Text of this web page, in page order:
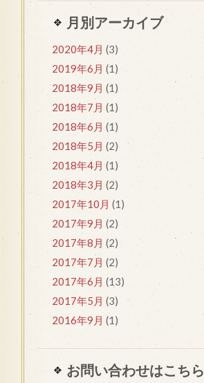
月別アーカイブ
2020年4月 (3)
2019年6月 (1)
2018年9月 (1)
2018年7月 (1)
2018年6月 (1)
2018年5月 (2)
2018年4月 (1)
2018年3月 (2)
2017年10月 (1)
2017年9月 (2)
2017年8月 (2)
2017年7月 (2)
2017年6月 (13)
2017年5月 (3)
2016年9月 (1)
お問い合わせはこちら